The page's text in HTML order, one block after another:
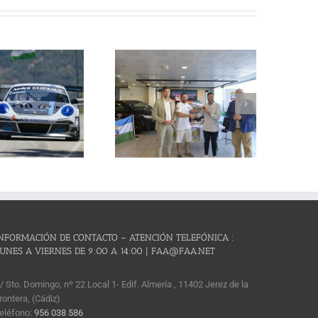
La Subida al Cerro de los
– Lanjarón 2026 se
con lleno absoluto de
y el reto de revalidar su
condición de mejor prueba
andaluza de montaña
DE CONTACTO – ATENCIÓN TELEFÓNICA :
A VIERNES DE 9:00 A 14:00 | FAA@FAA.NET
Sto. Domingo, nº 22 Local 1- Edif. Almería , 11402 Jerez de la
(Cádiz)
956 038 586